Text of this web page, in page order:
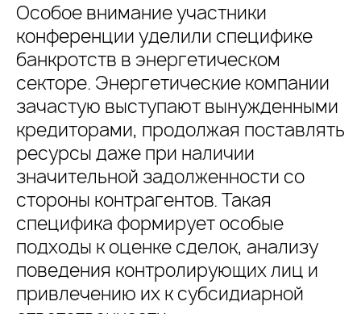
Особое внимание участники
конференции уделили специфике
банкротств в энергетическом
секторе. Энергетические компании
зачастую выступают вынужденными
кредиторами, продолжая поставлять
ресурсы даже при наличии
значительной задолженности со
стороны контрагентов. Такая
специфика формирует особые
подходы к оценке сделок, анализу
поведения контролирующих лиц и
привлечению их к субсидиарной